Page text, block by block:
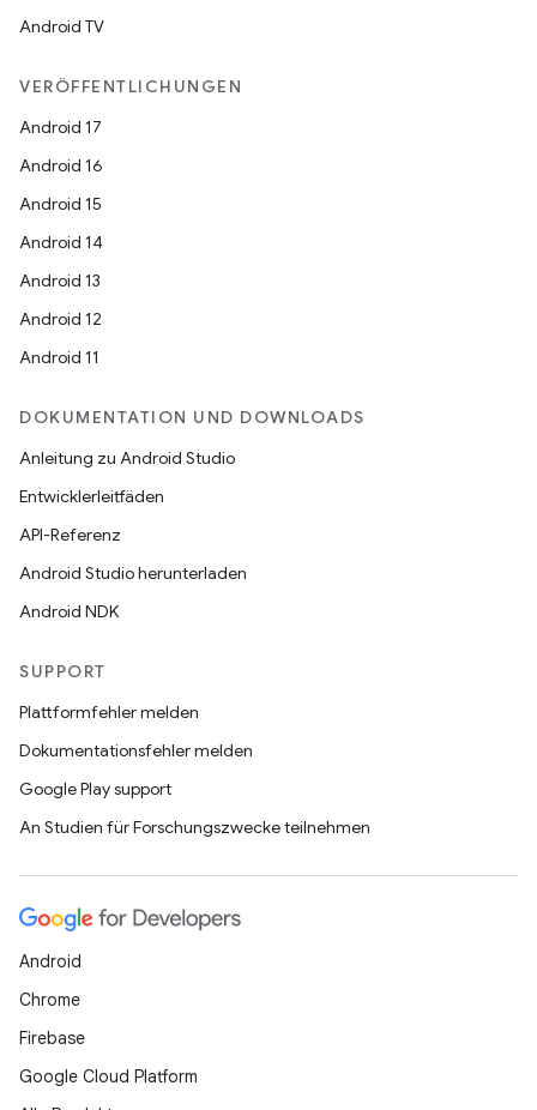
Android TV
VERÖFFENTLICHUNGEN
Android 17
Android 16
Android 15
Android 14
Android 13
Android 12
Android 11
DOKUMENTATION UND DOWNLOADS
Anleitung zu Android Studio
Entwicklerleitfäden
API-Referenz
Android Studio herunterladen
Android NDK
SUPPORT
Plattformfehler melden
Dokumentationsfehler melden
Google Play support
An Studien für Forschungszwecke teilnehmen
Android
Chrome
Firebase
Google Cloud Platform